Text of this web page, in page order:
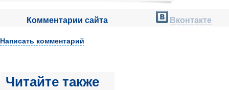
Комментарии сайта Вконтакте
Написать комментарий
Читайте также